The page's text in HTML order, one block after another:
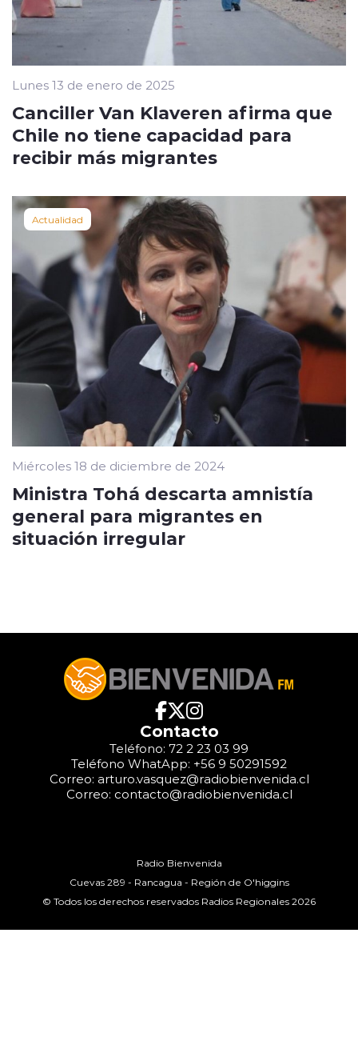
Lunes 13 de enero de 2025
Canciller Van Klaveren afirma que
Chile no tiene capacidad para
recibir más migrantes
Actualidad
Miércoles 18 de diciembre de 2024
Ministra Tohá descarta amnistía
general para migrantes en
situación irregular
Contacto
Teléfono: 72 2 23 03 99
Teléfono WhatApp: +56 9 50291592
Correo: arturo.vasquez@radiobienvenida.cl
Correo: contacto@radiobienvenida.cl
Radio Bienvenida
Cuevas 289 - Rancagua - Región de O'higgins
© Todos los derechos reservados Radios Regionales 2026